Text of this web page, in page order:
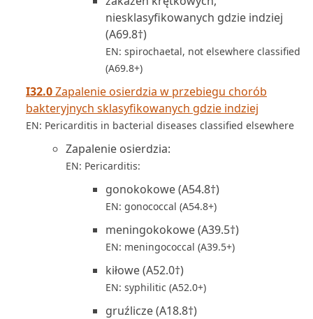
niesklasyfikowanych gdzie indziej
(A69.8†)
EN: spirochaetal, not elsewhere classified
(A69.8+)
I32.0Zapalenie osierdzia w przebiegu chorób
bakteryjnych sklasyfikowanych gdzie indziej
EN: Pericarditis in bacterial diseases classified elsewhere
Zapalenie osierdzia:
EN: Pericarditis:
gonokokowe (A54.8†)
EN: gonococcal (A54.8+)
meningokokowe (A39.5†)
EN: meningococcal (A39.5+)
kiłowe (A52.0†)
EN: syphilitic (A52.0+)
gruźlicze (A18.8†)